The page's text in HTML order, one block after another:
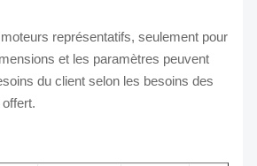
représentatifs, seulement pour
et les paramètres peuvent
du client selon les besoins des